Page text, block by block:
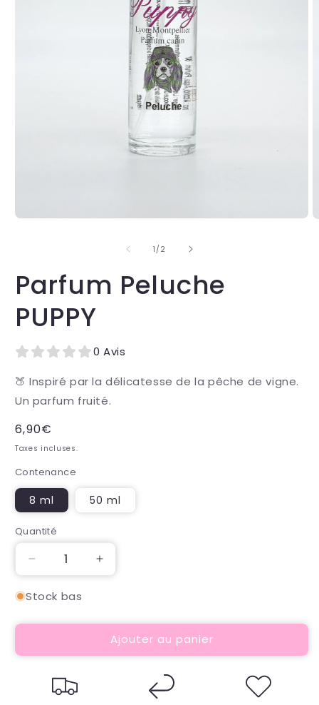
1 /de2
Parfum Peluche
PUPPY
0 Avis
🍑 Inspiré par la délicatesse de la pêche de vigne.
Un parfum fruité.
Prix
habituel
6,90€
Taxes incluses.
Contenance
8 ml 50 ml
Quantité
Quantité
Réduire
quantité
Parfum
PUPPY
Augmenter
Parfum
Peluche
PUPPY
Stock bas
Ajouter au panier